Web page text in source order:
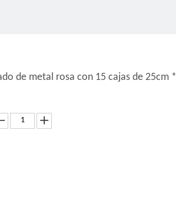
de metal rosa con 15 cajas de 25cm *